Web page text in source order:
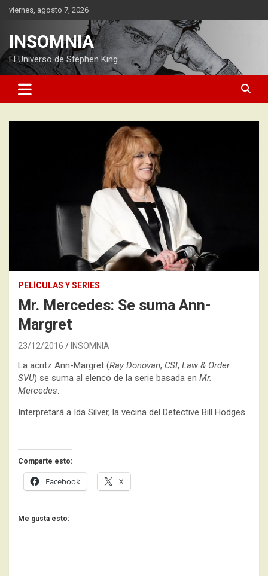
Saltarviernes, agosto 7, 2026
INSOMNIA
El Universo de Stephen King
PELÍCULAS Y SERIES
Mr. Mercedes: Se suma Ann-
Margret
23/12/2016 INSOMNIA
La acritz Ann-Margret (Ray Donovan, CSI, Law & Order:
SVU) se suma al elenco de la serie basada en Mr.
Mercedes.
Interpretará a Ida Silver, la vecina del Detective Bill Hodges.
Comparte esto:
Facebook X
Me gusta esto: